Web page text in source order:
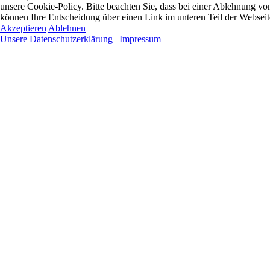
unsere Cookie-Policy. Bitte beachten Sie, dass bei einer Ablehnung
können Ihre Entscheidung über einen Link im unteren Teil der
Akzeptieren Ablehnen
Unsere Datenschutzerklärung | Impressum